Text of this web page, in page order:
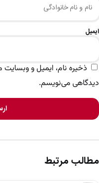
ایمیل
ذخیره نام، ایمیل و وبسایت
دیدگاهی می‌نویسم.
مطالب مرتبط